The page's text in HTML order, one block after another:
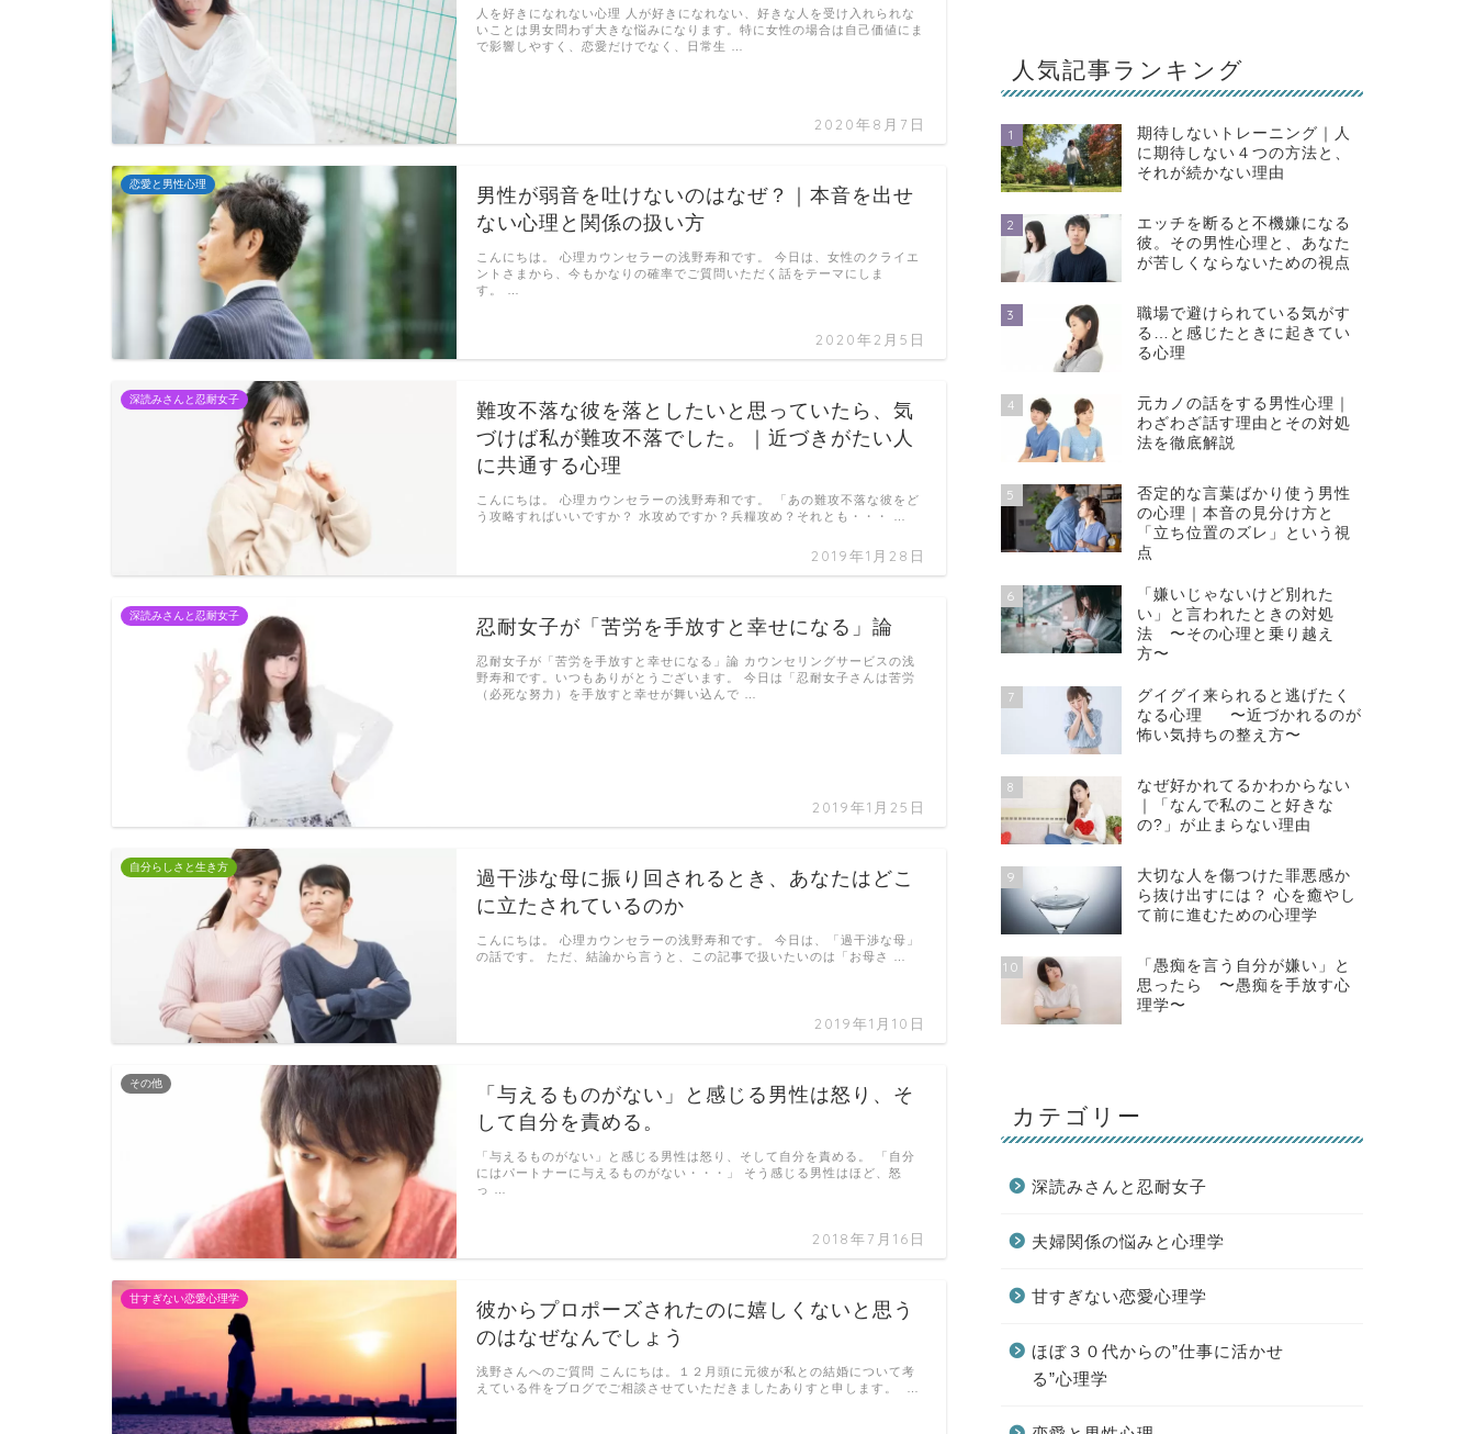
2020年8月7日
人を好きになれない心理 人が好きになれない、好きな人を受け入れられな
いことは男女問わず大きな悩みになります。特に女性の場合は自己価値にま
で影響しやすく、恋愛だけでなく、日常生 …
恋愛と男性心理
男性が弱音を吐けないのはなぜ？｜本音を出せ
ない心理と関係の扱い方
2020年2月5日
こんにちは。 心理カウンセラーの浅野寿和です。 今日は、女性のクライエ
ントさまから、今もかなりの確率でご質問いただく話をテーマにしま
す。 …
深読みさんと忍耐女子
難攻不落な彼を落としたいと思っていたら、気
づけば私が難攻不落でした。｜近づきがたい人
に共通する心理
2019年1月28日
こんにちは。 心理カウンセラーの浅野寿和です。 「あの難攻不落な彼をど
う攻略すればいいですか？ 水攻めですか？兵糧攻め？それとも・・・ …
深読みさんと忍耐女子
忍耐女子が「苦労を手放すと幸せになる」論
2019年1月25日
忍耐女子が「苦労を手放すと幸せになる」論 カウンセリングサービスの浅
野寿和です。いつもありがとうございます。 今日は「忍耐女子さんは苦労
（必死な努力）を手放すと幸せが舞い込んで …
自分らしさと生き方
過干渉な母に振り回されるとき、あなたはどこ
に立たされているのか
2019年1月10日
こんにちは。 心理カウンセラーの浅野寿和です。 今日は、「過干渉な母」
の話です。 ただ、結論から言うと、この記事で扱いたいのは「お母さ …
その他
「与えるものがない」と感じる男性は怒り、そ
して自分を責める。
2018年7月16日
「与えるものがない」と感じる男性は怒り、そして自分を責める。 「自分
にはパートナーに与えるものがない・・・」 そう感じる男性はほど、怒
っ …
甘すぎない恋愛心理学
彼からプロポーズされたのに嬉しくないと思う
のはなぜなんでしょう
浅野さんへのご質問 こんにちは。１２月頭に元彼が私との結婚について考
えている件をブログでご相談させていただきましたありすと申します。 …
人気記事ランキング
1
期待しないトレーニング｜人
に期待しない４つの方法と、
それが続かない理由
2
エッチを断ると不機嫌になる
彼。その男性心理と、あなた
が苦しくならないための視点
3
職場で避けられている気がす
る…と感じたときに起きてい
る心理
4
元カノの話をする男性心理｜
わざわざ話す理由とその対処
法を徹底解説
5
否定的な言葉ばかり使う男性
の心理｜本音の見分け方と
「立ち位置のズレ」という視
点
6
「嫌いじゃないけど別れた
い」と言われたときの対処
法 〜その心理と乗り越え
方〜
7
グイグイ来られると逃げたく
なる心理 〜近づかれるのが
怖い気持ちの整え方〜
8
なぜ好かれてるかわからない
｜「なんで私のこと好きな
の?」が止まらない理由
9
大切な人を傷つけた罪悪感か
ら抜け出すには？ 心を癒やし
て前に進むための心理学
10
「愚痴を言う自分が嫌い」と
思ったら 〜愚痴を手放す心
理学〜
カテゴリー
深読みさんと忍耐女子
夫婦関係の悩みと心理学
甘すぎない恋愛心理学
ほぼ３０代からの”仕事に活かせ
る”心理学